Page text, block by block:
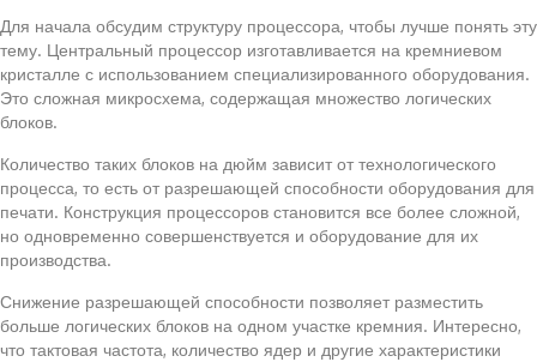
Для начала обсудим структуру процессора, чтобы лучше понять эту
тему. Центральный процессор изготавливается на кремниевом
кристалле с использованием специализированного оборудования.
Это сложная микросхема, содержащая множество логических
блоков.
Количество таких блоков на дюйм зависит от технологического
процесса, то есть от разрешающей способности оборудования для
печати. Конструкция процессоров становится все более сложной,
но одновременно совершенствуется и оборудование для их
производства.
Снижение разрешающей способности позволяет разместить
больше логических блоков на одном участке кремния. Интересно,
что тактовая частота, количество ядер и другие характеристики